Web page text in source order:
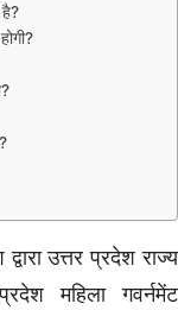
उत्तर प्रदेश राज्य
महिला गवर्नमेंट